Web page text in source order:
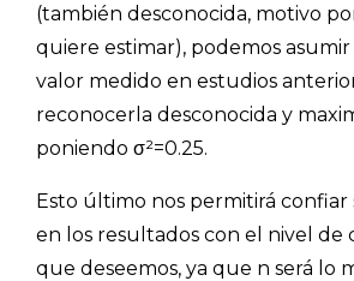
(también desconocida, motivo
quiere estimar), podemos asumir
valor medido en estudios
reconocerla desconocida y
poniendo σ²=0.25.
Esto último nos permitirá
en los resultados con el nivel de
que deseemos, ya que n será lo